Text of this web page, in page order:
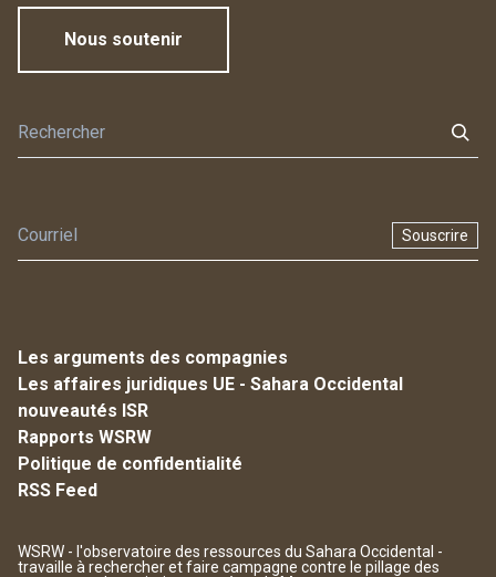
Nous soutenir
Souscrire
Les arguments des compagnies
Les affaires juridiques UE - Sahara Occidental
nouveautés ISR
Rapports WSRW
Politique de confidentialité
RSS Feed
WSRW - l'observatoire des ressources du Sahara Occidental -
travaille à rechercher et faire campagne contre le pillage des